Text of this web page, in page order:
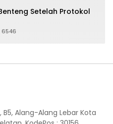
Setelah Protokol
6546
Alang-Alang Lebar Kota